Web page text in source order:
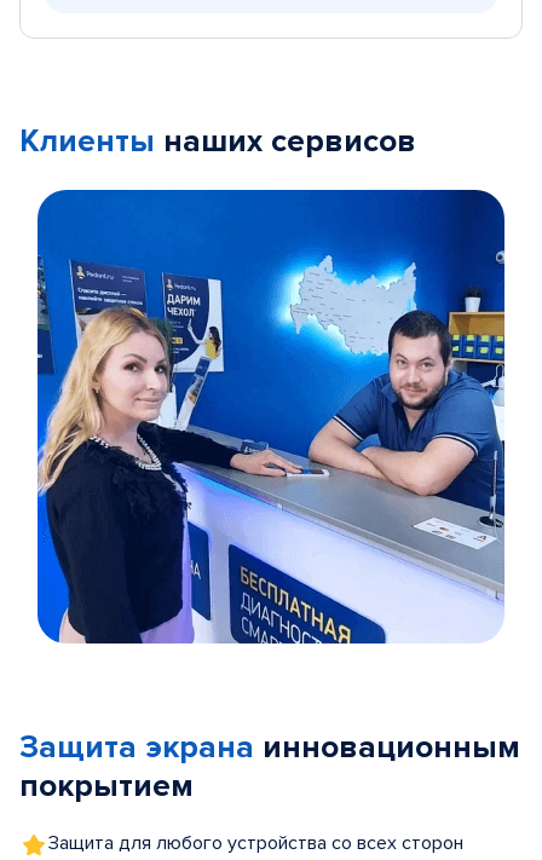
Клиенты наших сервисов
5
Защита экрана инновационным
покрытием
Защита для любого устройства со всех сторон